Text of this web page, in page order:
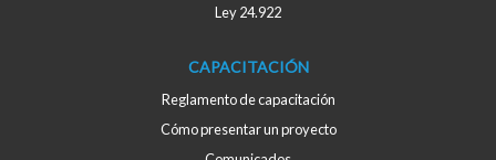
Ley 24.922
CAPACITACIÓN
Reglamento de capacitación
Cómo presentar un proyecto